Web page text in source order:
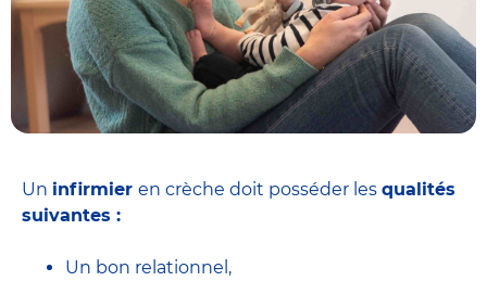
Un infirmier en crèche doit posséder les qualités
suivantes :
Un bon relationnel,